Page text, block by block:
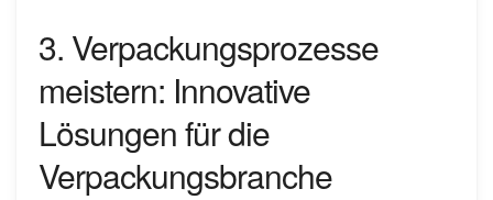
3. Verpackungsprozesse
meistern: Innovative
Lösungen für die
Verpackungsbranche